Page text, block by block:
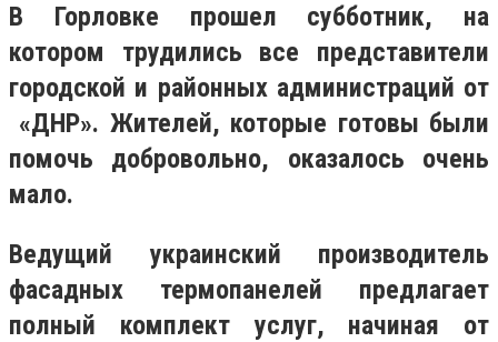
В Горловке прошел субботник, на
котором трудились все представители
городской и районных администраций от
«ДНР». Жителей, которые готовы были
помочь добровольно, оказалось очень
мало.
Ведущий украинский производитель
фасадных термопанелей предлагает
полный комплект услуг, начиная от